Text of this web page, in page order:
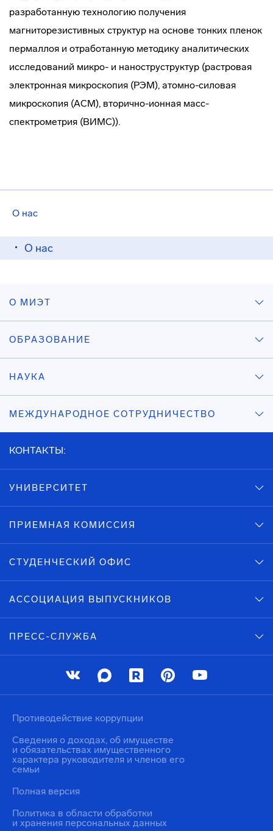
О нас
О нас
разработанную технологию получения
магниторезистивных структур на основе тонких пленок
пермаллоя и отработанную методику аналитических
исследований микро- и наноструструктур (растровая
электронная микроскопия (РЭМ), атомно-силовая
микроскопия (АСМ), вторично-ионная масс-
спектрометрия (ВИМС)).
О МИЭТ
ОБРАЗОВАНИЕ
НАУКА
МЕЖДУНАРОДНОЕ СОТРУДНИЧЕСТВО
КОНТАКТЫ:
УНИВЕРСИТЕТ
ПРИЕМНАЯ КОМИССИЯ
СТУДЕНЧЕСКИЙ ОФИС
АССОЦИАЦИЯ ВЫПУСКНИКОВ
ПРЕСС-СЛУЖБА
Политика в области обработки
и хранения персональных данных
Противодействие коррупции
Сведения о доходах, об имуществе
и обязательствах имущественного
характера руководителя и членов его
семьи
Полная версия